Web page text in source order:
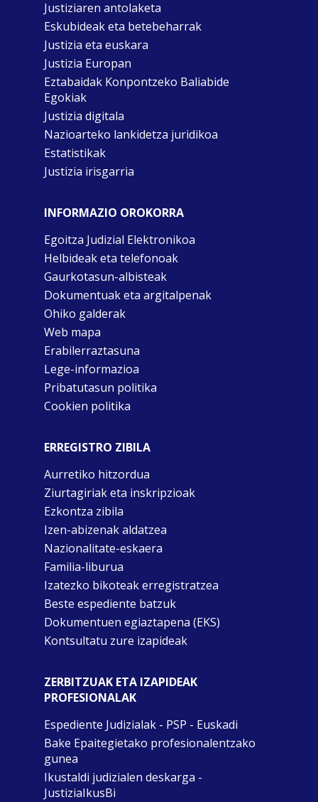
Justiziaren antolaketa
Eskubideak eta betebeharrak
Justizia eta euskara
Justizia Europan
Eztabaidak Konpontzeko Baliabide
Egokiak
Justizia digitala
Nazioarteko lankidetza juridikoa
Estatistikak
Justizia irisgarria
INFORMAZIO OROKORRA
Egoitza Judizial Elektronikoa
Helbideak eta telefonoak
Gaurkotasun-albisteak
Dokumentuak eta argitalpenak
Ohiko galderak
Web mapa
Erabilerraztasuna
Lege-informazioa
Pribatutasun politika
Cookien politika
ERREGISTRO ZIBILA
Aurretiko hitzordua
Ziurtagiriak eta inskripzioak
Ezkontza zibila
Izen-abizenak aldatzea
Nazionalitate-eskaera
Familia-liburua
Izatezko bikoteak erregistratzea
Beste espediente batzuk
Dokumentuen egiaztapena (EKS)
Kontsultatu zure izapideak
ZERBITZUAK ETA IZAPIDEAK
PROFESIONALAK
Espediente Judizialak - PSP - Euskadi
Bake Epaitegietako profesionalentzako
gunea
Ikustaldi judizialen deskarga -
JustiziaIkusBi